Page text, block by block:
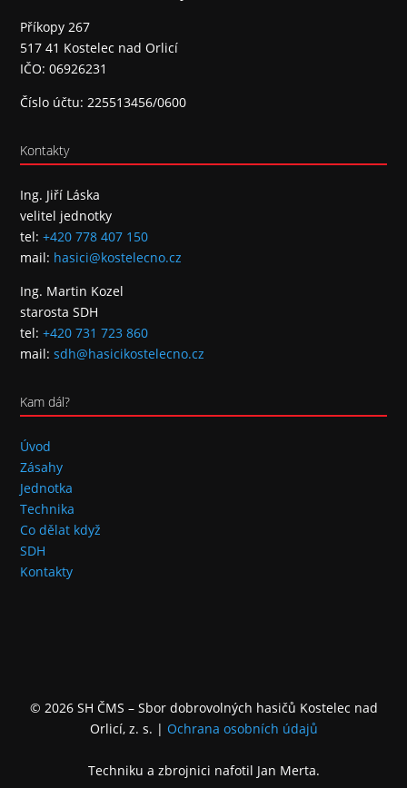
Příkopy 267
517 41 Kostelec nad Orlicí
IČO: 06926231
Číslo účtu: 225513456/0600
Kontakty
Ing. Jiří Láska
velitel jednotky
tel:+420 778 407 150
mail: hasici@kostelecno.cz
Ing. Martin Kozel
starosta SDH
tel:+420 731 723 860
mail:sdh@hasicikostelecno.cz
Kam dál?
Úvod
Zásahy
Jednotka
Technika
Co dělat když
SDH
Kontakty
© 2026 SH ČMS – Sbor dobrovolných hasičů Kostelec nad
Orlicí, z. s. | Ochrana osobních údajů
Techniku a zbrojnici nafotil Jan Merta.